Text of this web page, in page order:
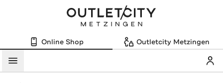
Online Shop Outletcity Metzingen
Menü